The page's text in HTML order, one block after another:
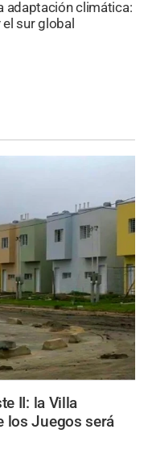
adaptación climática:
el sur global
II: la Villa
los Juegos será